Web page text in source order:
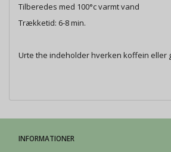
Tilberedes med 100°c varmt vand
Trækketid: 6-8 min.
Urte the indeholder hverken koffein eller
INFORMATIONER